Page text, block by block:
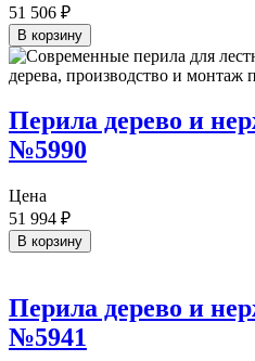
51 506 ₽
В корзину
Перила дерево и
№5990
Цена
51 994 ₽
В корзину
Перила дерево и
№5941